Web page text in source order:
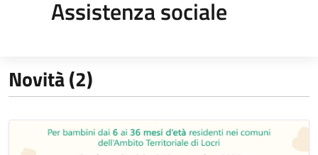
Assistenza sociale
Novità (2)